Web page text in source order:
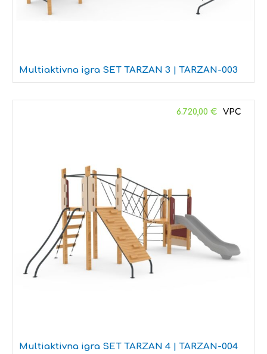
Multiaktivna igra SET TARZAN 3 | TARZAN-003
Multiaktivna igra SET TARZAN 4 | TARZAN-004
6.720,00 €